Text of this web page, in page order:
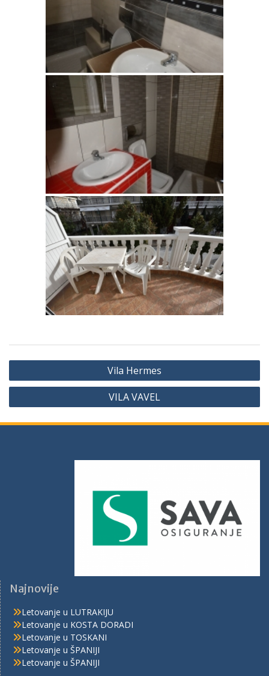
Vila Hermes
VILA VAVEL
Najnovije
Letovanje u LUTRAKIJU
Letovanje u KOSTA DORADI
Letovanje u TOSKANI
Letovanje u ŠPANIJI
Letovanje u ŠPANIJI